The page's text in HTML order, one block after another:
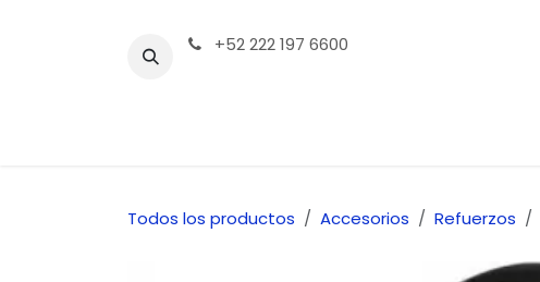
+52 222 197 6600
Todos los productos Accesorios Refuerzos